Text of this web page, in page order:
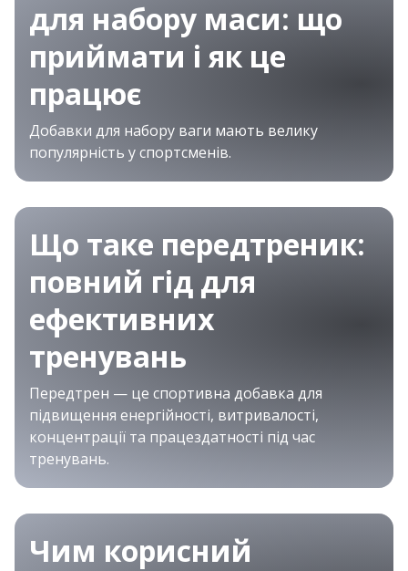
для набору маси: що
приймати і як це
працює
Добавки для набору ваги мають велику
популярність у спортсменів.
Що таке передтреник:
повний гід для
ефективних
тренувань
Передтрен — це спортивна добавка для
підвищення енергійності, витривалості,
концентрації та працездатності під час
тренувань.
Чим корисний